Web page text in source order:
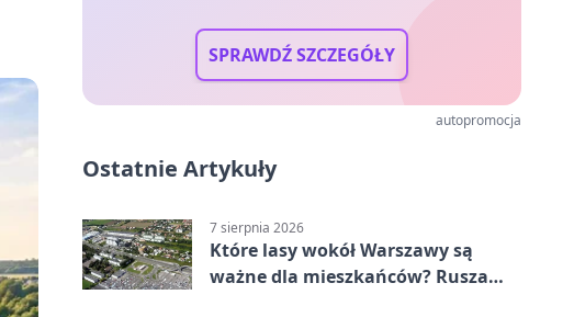
SPRAWDŹ SZCZEGÓŁY
autopromocja
Ostatnie Artykuły
7 sierpnia 2026
Które lasy wokół Warszawy są
ważne dla mieszkańców? Rusza